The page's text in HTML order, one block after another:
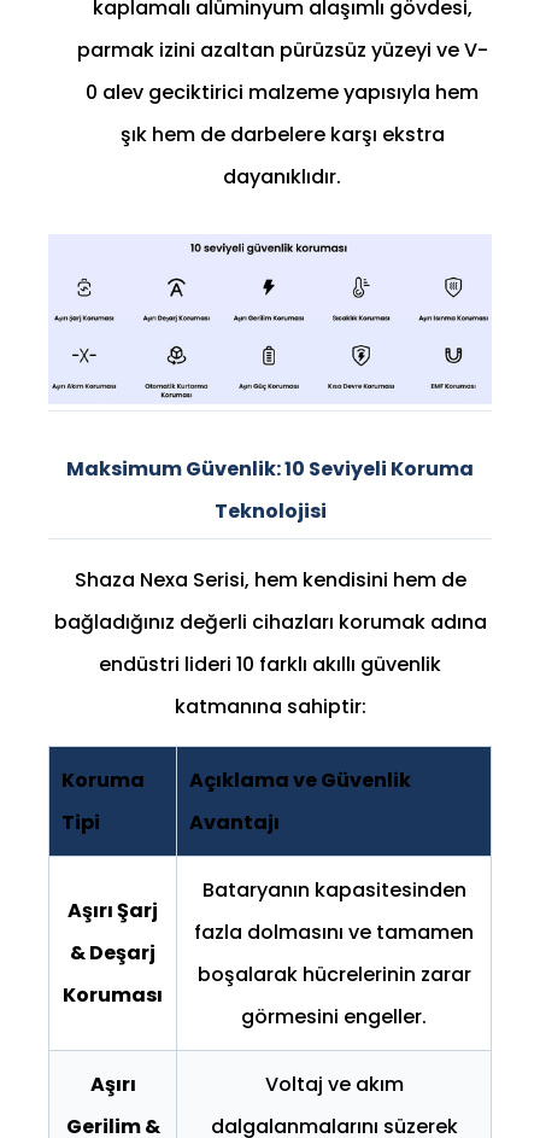
kaplamalı alüminyum alaşımlı gövdesi,
parmak izini azaltan pürüzsüz yüzeyi ve V-
0 alev geciktirici malzeme yapısıyla hem
şık hem de darbelere karşı ekstra
dayanıklıdır.
Maksimum Güvenlik: 10 Seviyeli Koruma
Teknolojisi
Shaza Nexa Serisi, hem kendisini hem de
bağladığınız değerli cihazları korumak adına
endüstri lideri 10 farklı akıllı güvenlik
katmanına sahiptir:
Koruma
Tipi
Açıklama ve Güvenlik
Avantajı
Aşırı Şarj
& Deşarj
Koruması
Bataryanın kapasitesinden
fazla dolmasını ve tamamen
boşalarak hücrelerinin zarar
görmesini engeller.
Aşırı
Gerilim &
Voltaj ve akım
dalgalanmalarını süzerek